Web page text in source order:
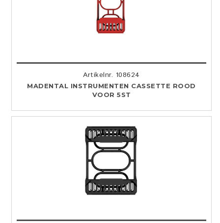
Artikelnr. 108624
MADENTAL INSTRUMENTEN CASSETTE ROOD
VOOR 5ST